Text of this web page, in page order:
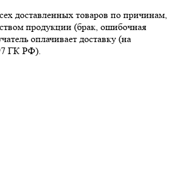
доставленных товаров по причинам,
продукции (брак, ошибочная
оплачивает доставку (на
ГК РФ).